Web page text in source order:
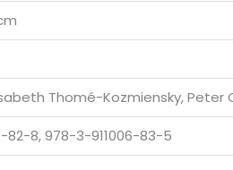
Thomé-Kozmiensky,
82-8, 978-3-911006-83-5